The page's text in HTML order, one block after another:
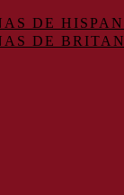
DE
DE